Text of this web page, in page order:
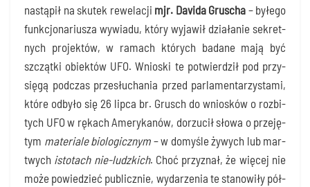
nastą­pił na sku­tek rewe­la­cji mjr. Davi­da Gru­scha – byłe­go
funk­cjo­na­riu­sza wywia­du, któ­ry wyja­wił dzia­ła­nie sekret­
nych pro­jek­tów, w ramach któ­rych bada­ne mają być
szcząt­ki obiek­tów UFO. Wnio­ski te potwier­dził pod przy­
się­gą pod­czas prze­słu­cha­nia przed par­la­men­ta­rzy­sta­mi,
któ­re odby­ło się 26 lip­ca br. Grusch do wnio­sków o roz­bi­
tych UFO w rękach Ame­ry­ka­nów, dorzu­cił sło­wa o prze­ję­
tym mate­ria­le bio­lo­gicz­nym – w domy­śle żywych lub mar­
twych isto­tach nie-ludz­kich. Choć przy­znał, że wię­cej nie
może powie­dzieć publicz­nie, wyda­rze­nia te sta­no­wi­ły pół­